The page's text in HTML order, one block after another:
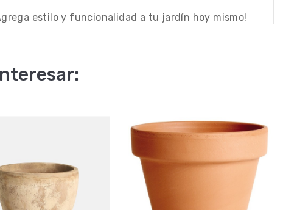
estilo y funcionalidad a tu jardín hoy mismo!